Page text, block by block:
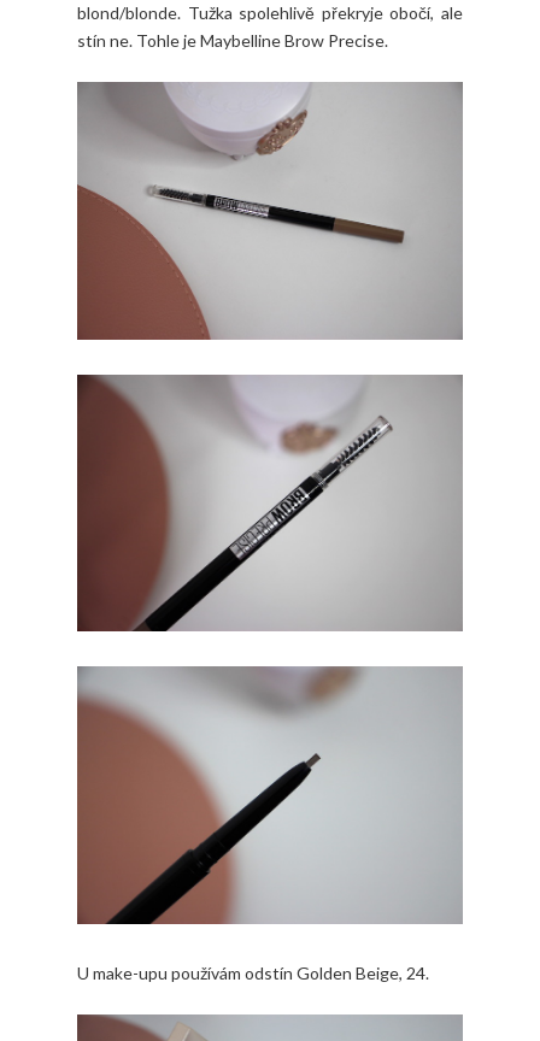
blond/blonde. Tužka spolehlivě překryje obočí, ale
stín ne. Tohle je Maybelline Brow Precise.
U make-upu používám odstín Golden Beige, 24.